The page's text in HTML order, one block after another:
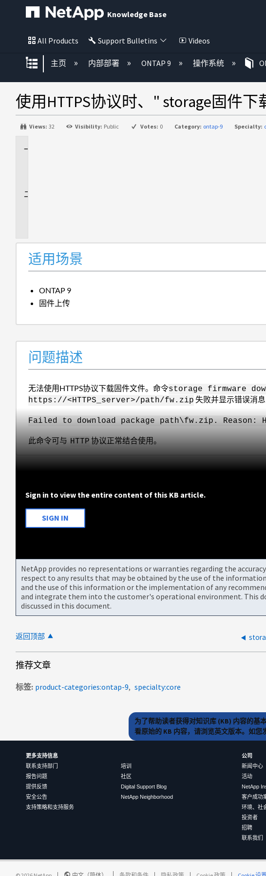
Knowledge Base
All Products Support Bulletins Videos
扩展/隐缩全局层次
主页 内部部署 ONTAP 9 操作系统
使用HTTPS协议时、" storage固件
Views: 32 Visibility: Public Votes: 0 Category: ontap-9 Specialty:
适用场景
ONTAP 9
固件上传
问题描述
无法使用HTTPS协议下载固件文件。命令storage firmware
https://<HTTPS_server>/path/fw.zip 失败并显示错误消息
Failed to download package path\fw.zip. Reason:
此命令可与 HTTP 协议正常结合使用。
Sign in to view the entire content of this KB article.
SIGN IN
NetApp provides no representations or warranties regarding the
respect to any results that may be obtained by the use of the
and the use of this information or the implementation of any
and integrate them into the customer's operational environment. This
discussed in this document.
返回顶部
推荐文章
标签 product-categories:ontap-9 specialty:core
为了帮助读者获得对知识库 (KB) 内容的基
看原始的 KB 内容，请浏览英文版本。如您
更多支持信息
联系支持部门
报告问题
提供反馈
安全公告
支持策略和支持服务
培训
社区
Digital Support Blog
NetApp Neighborhood
公司
新闻中心
活动
NetApp
客户成功
环境、社
投资者
招聘
联系我们